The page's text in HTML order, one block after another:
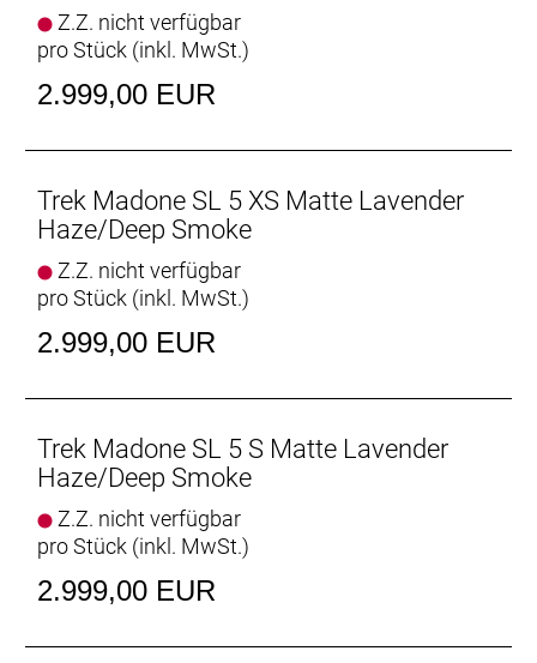
Komforttechnologie jetzt leichter und vertikal noch
nachgiebiger.
Im Rennsport verwurzelt
neuen Madone SL.
Verstellbares Aero-Cockpit
Der im Vergleich zum Unterlenker schmalere
Oberlenker des Madone Gen 8 ermöglicht eine auf
Aerodynamik oder Power optimierte Positionierung
auf dem Bike. Und dank zweiteiligem
Optionale aerodynamische Trinkflaschen für noch
Die zusammen mit den Full System Foil
Rohrformen des Madone entwickelten RSL Aero-
Trinkflaschen und Flaschenhalter machen das
gesamte System schneller.
Z.Z. nicht verfügbar
pro Stück (inkl. MwSt.)
2.999,00 EUR
Trek Madone SL 5 XS Matte Lavender
Haze/Deep Smoke
Z.Z. nicht verfügbar
pro Stück (inkl. MwSt.)
2.999,00 EUR
Trek Madone SL 5 S Matte Lavender
Haze/Deep Smoke
Z.Z. nicht verfügbar
pro Stück (inkl. MwSt.)
2.999,00 EUR